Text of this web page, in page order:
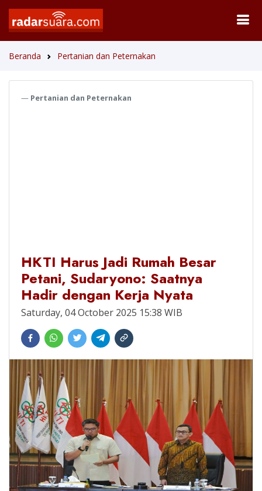
Beranda Pertanian dan Peternakan
Pertanian dan Peternakan
HKTI Harus Jadi Rumah Besar
Petani, Sudaryono: Saatnya
Hadir dengan Kerja Nyata
Saturday, 04 October 2025 15:38 WIB